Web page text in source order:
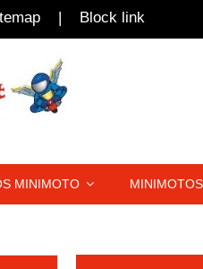
| Block link
MINIMOTO